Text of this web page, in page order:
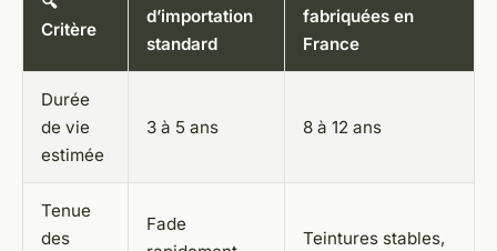
Critère
d’importation
standard
fabriquées en
France
Durée
de vie
estimée
3 à 5 ans 8 à 12 ans
Tenue
des
Fade
Teintures stables,